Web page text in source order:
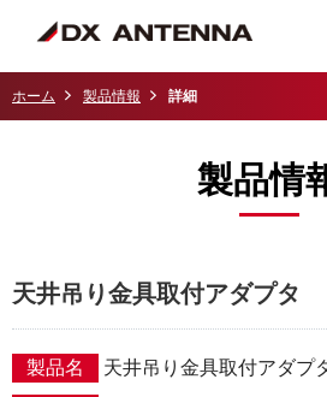
ホーム 製品情報 詳細
製品情
天井吊り金具取付アダプタ
製品名
天井吊り金具取付アダプ